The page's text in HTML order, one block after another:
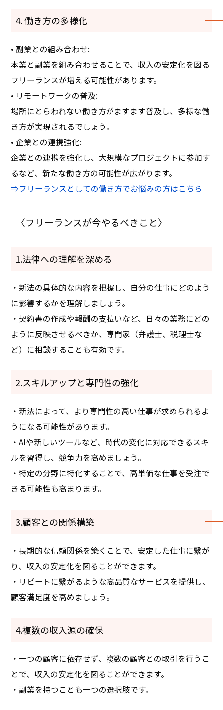
4. 働き方の多様化
• 副業との組み合わせ:
本業と副業を組み合わせることで、収入の安定化を図る
フリーランスが増える可能性があります。
• リモートワークの普及:
場所にとらわれない働き方がますます普及し、多様な働
き方が実現されるでしょう。
• 企業との連携強化:
企業との連携を強化し、大規模なプロジェクトに参加す
るなど、新たな働き方の可能性が広がります。
⇒フリーランスとしての働き方でお悩みの方はこちら
〈フリーランスが今やるべきこと〉
1.法律への理解を深める
・新法の具体的な内容を把握し、自分の仕事にどのよう
に影響するかを理解しましょう。
・契約書の作成や報酬の支払いなど、日々の業務にどの
ように反映させるべきか、専門家（弁護士、税理士な
ど）に相談することも有効です。
2.スキルアップと専門性の強化
・新法によって、より専門性の高い仕事が求められるよ
うになる可能性があります。
・AIや新しいツールなど、時代の変化に対応できるスキ
ルを習得し、競争力を高めましょう。
・特定の分野に特化することで、高単価な仕事を受注で
きる可能性も高まります。
3.顧客との関係構築
・長期的な信頼関係を築くことで、安定した仕事に繋が
り、収入の安定化を図ることができます。
・リピートに繋がるような高品質なサービスを提供し、
顧客満足度を高めましょう。
4.複数の収入源の確保
・一つの顧客に依存せず、複数の顧客との取引を行うこ
とで、収入の安定化を図ることができます。
・副業を持つことも一つの選択肢です。